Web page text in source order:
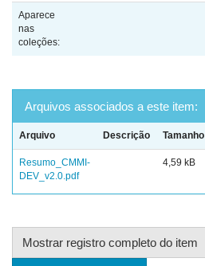
Aparece
nas
coleções:
Arquivos associados a este item:
Arquivo Descrição Tamanho
Resumo_CMMI-
DEV_v2.0.pdf
4,59 kB
Mostrar registro completo do item